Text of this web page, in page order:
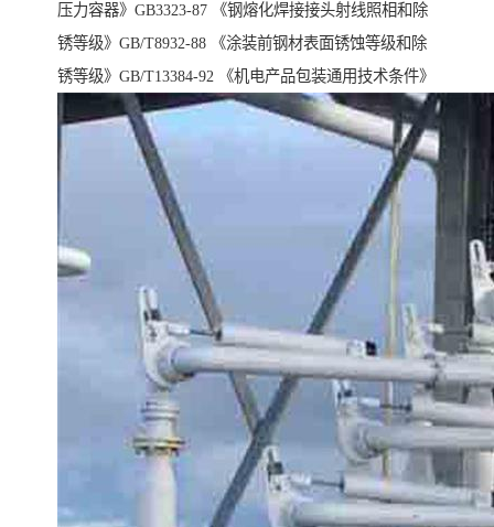
压力容器》GB3323-87 《钢熔化焊接接头射线照相和除
锈等级》GB/T8932-88 《涂装前钢材表面锈蚀等级和除
锈等级》GB/T13384-92 《机电产品包装通用技术条件》